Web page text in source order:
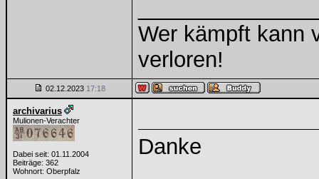
Wer kämpft kann
verloren!
02.12.2023 17:18
archivarius
Mulionen-Verachter
Dabei seit: 01.11.2004
Beiträge: 362
Wohnort: Oberpfalz
Danke